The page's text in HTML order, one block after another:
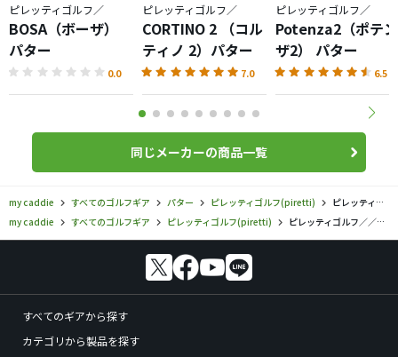
ピレッティゴルフ／
BOSA（ボーザ）
パター
0.0
ピレッティゴルフ／
CORTINO 2 （コル
ティノ 2）パター
7.0
ピレッティゴルフ／
Potenza2（ポテン
ザ2） パター
6.5
同じメーカーの商品一覧
my caddie すべてのゴルフギア パター ピレッティゴルフ(piretti)
ピレッティゴルフ／／ポテンザII WB プレミアシリーズの口コミ評価
my caddie
すべてのゴルフギア ピレッティゴルフ(piretti) ピレッティゴルフ／／ポテンザII WB プレミアシリーズの口コミ評価
すべてのギアから探す
カテゴリから製品を探す